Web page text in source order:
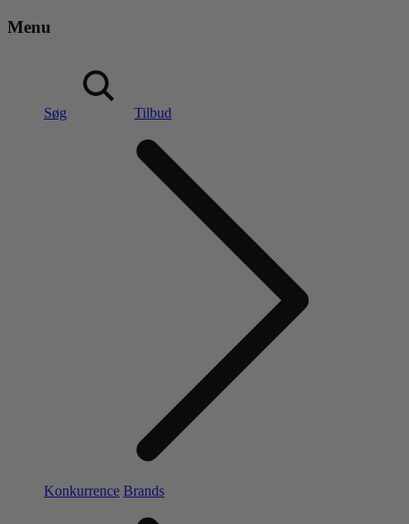
Menu
Søg Tilbud
Konkurrence Brands